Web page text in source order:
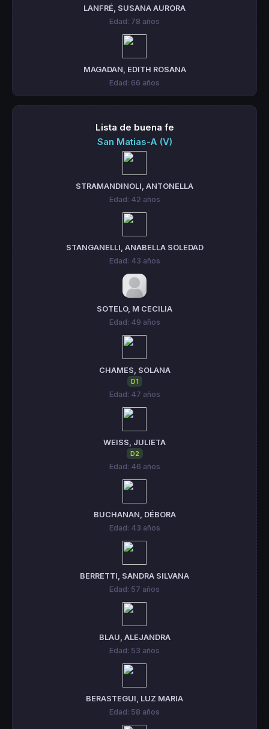
LANFRÉ, SUSANA AURORA
Edad: 78 años
MAGADAN, EDITH ROSANA
Edad: 66 años
Lista de buena fe
San Matias-A (V)
STRAMANDINOLI, ANTONELLA
Edad: 42 años
STANGANELLI, ANABELLA SOLEDAD
Edad: 43 años
SOTELO, M CECILIA
Edad: 49 años
CHAMES, SOLANA
D1
Edad: 47 años
WEISS, JULIETA
D2
Edad: 46 años
BUCHANAN, DÉBORA
Edad: 43 años
BERRETTI, SANDRA SILVANA
Edad: 57 años
BLAU, ALEJANDRA
Edad: 53 años
BERASTEGUI, LUZ MARIA
Edad: 58 años